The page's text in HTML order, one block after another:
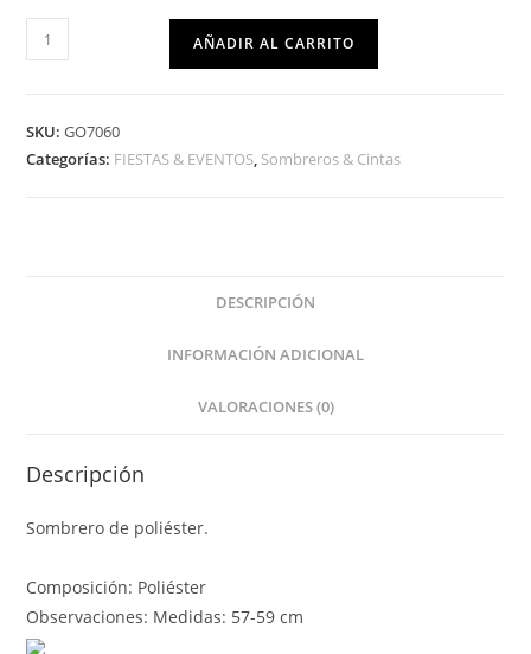
AÑADIR AL CARRITO
SKU:GO7060
Categorías: FIESTAS & EVENTOS, Sombreros & Cintas
DESCRIPCIÓN
INFORMACIÓN ADICIONAL
VALORACIONES (0)
Descripción
Sombrero de poliéster.
Composición: Poliéster
Observaciones: Medidas: 57-59 cm